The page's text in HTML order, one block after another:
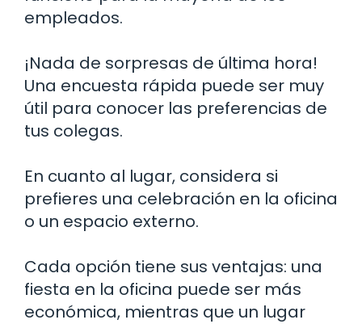
empleados.
¡Nada de sorpresas de última hora!
Una encuesta rápida puede ser muy
útil para conocer las preferencias de
tus colegas.
En cuanto al lugar, considera si
prefieres una celebración en la oficina
o un espacio externo.
Cada opción tiene sus ventajas: una
fiesta en la oficina puede ser más
económica, mientras que un lugar